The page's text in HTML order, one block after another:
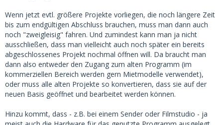
Wenn jetzt evtl. größere Projekte vorliegen, die noch längere Zeit
bis zum endgültigen Abschluss brauchen, muss man dann auch
noch "zweigleisig" fahren. Und zumindest kann man ja nicht
ausschließen, dass man vielleicht auch noch später ein bereits
abgeschlossenes Projekt nochmal öffnen will. Da braucht man
dann also entweder den Zugang zum alten Programm (im
kommerziellen Bereich werden gern Mietmodelle verwendet),
oder muss alle alten Projekte so konvertieren, dass sie auf der
neuen Basis geöffnet und bearbeitet werden können.
Hinzu kommt, dass - z.B. bei einem Sender oder Filmstudio - ja